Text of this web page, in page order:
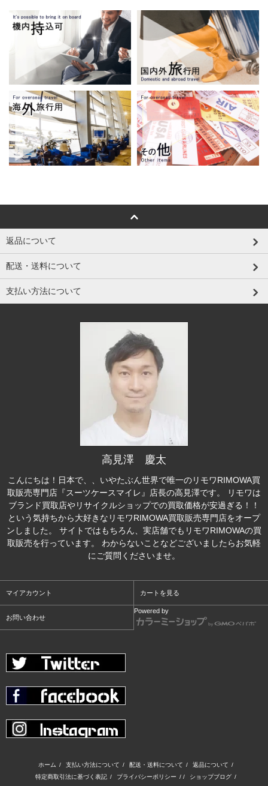
返品について
配送・送料について
支払い方法について
高見澤 慶太
こんにちは！日本で、、いやたぶん世界で唯一のリモワRIMOWA買
取販売専門店『スーツケースマイレ』店長の高見澤です。 リモワは
ブランド買取店やリサイクルショップでの買取価格が安過ぎる！！
という気持ちから大好きなリモワRIMOWA買取販売専門店をオープ
ンしました。 サイトではもちろん、実店舗でもリモワRIMOWAの買
取販売を行っています。 わからないことなどございましたらお気軽
にご質問くださいませ。
マイアカウント カートを見る
お問い合わせ
Powered by
ホーム / 支払い方法について / 配送・送料について / 返品について /
特定商取引法に基づく表記 / プライバシーポリシー / / ショップブログ /